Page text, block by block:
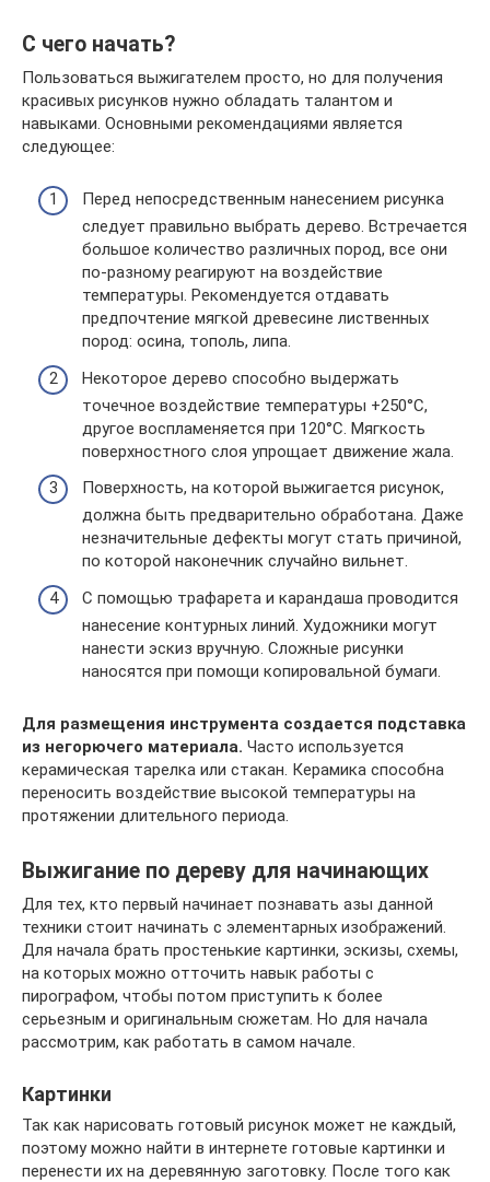
С чего начать?
Пользоваться выжигателем просто, но для получения
красивых рисунков нужно обладать талантом и
навыками. Основными рекомендациями является
следующее:
Перед непосредственным нанесением рисунка
следует правильно выбрать дерево. Встречается
большое количество различных пород, все они
по-разному реагируют на воздействие
температуры. Рекомендуется отдавать
предпочтение мягкой древесине лиственных
пород: осина, тополь, липа.
Некоторое дерево способно выдержать
точечное воздействие температуры +250°C,
другое воспламеняется при 120°C. Мягкость
поверхностного слоя упрощает движение жала.
Поверхность, на которой выжигается рисунок,
должна быть предварительно обработана. Даже
незначительные дефекты могут стать причиной,
по которой наконечник случайно вильнет.
С помощью трафарета и карандаша проводится
нанесение контурных линий. Художники могут
нанести эскиз вручную. Сложные рисунки
наносятся при помощи копировальной бумаги.
Для размещения инструмента создается подставка
из негорючего материала. Часто используется
керамическая тарелка или стакан. Керамика способна
переносить воздействие высокой температуры на
протяжении длительного периода.
Выжигание по дереву для начинающих
Для тех, кто первый начинает познавать азы данной
техники стоит начинать с элементарных изображений.
Для начала брать простенькие картинки, эскизы, схемы,
на которых можно отточить навык работы с
пирографом, чтобы потом приступить к более
серьезным и оригинальным сюжетам. Но для начала
рассмотрим, как работать в самом начале.
Картинки
Так как нарисовать готовый рисунок может не каждый,
поэтому можно найти в интернете готовые картинки и
перенести их на деревянную заготовку. После того как